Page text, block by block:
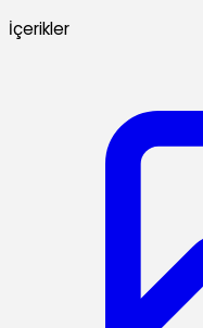
İçerikler